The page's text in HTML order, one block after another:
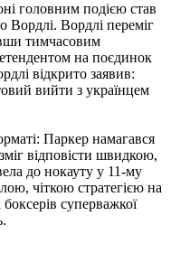
головним подією став
Вордлі переміг
тимчасовим
на поєдинок
відкрито заявив:
вийти з українцем
Паркер намагався
відповісти швидкою,
до нокауту у 11-му
чіткою стратегією на
суперважкої